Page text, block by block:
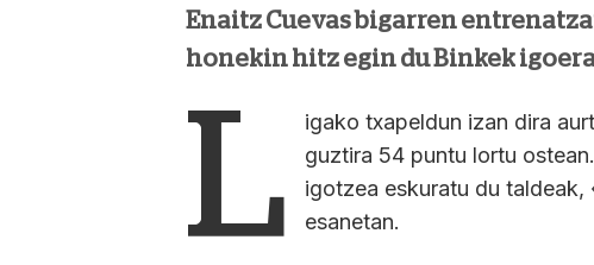
Enaitz Cuevas bigarren
honekin hitz egin du Binkek
L
igako txapeldun izan dira
guztira 54 puntu lortu
igotzea eskuratu du
esanetan.